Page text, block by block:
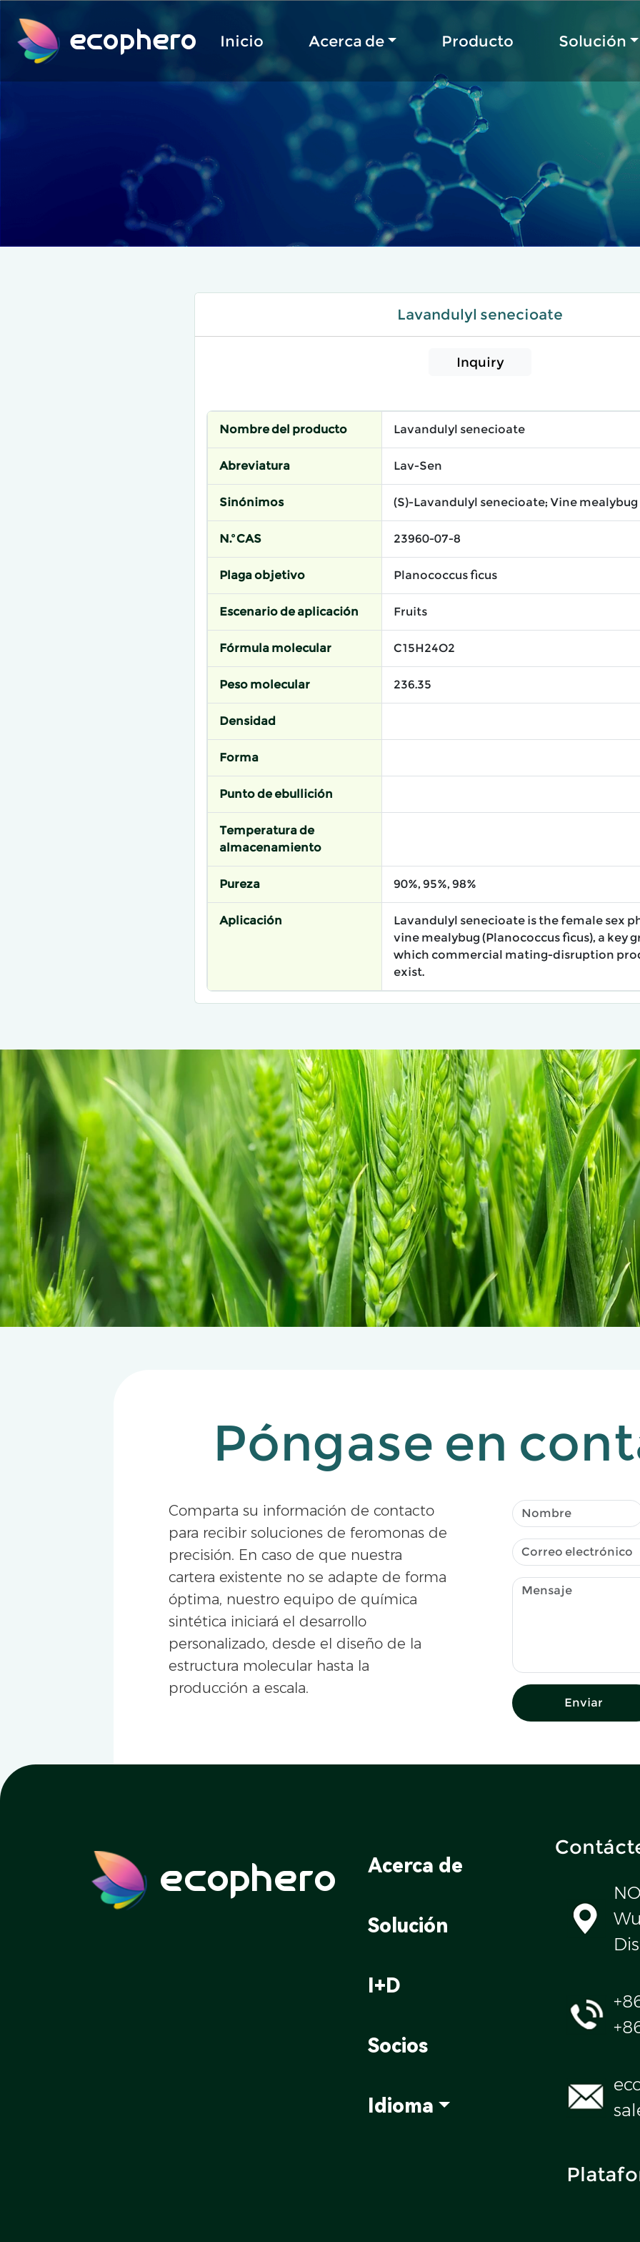
ecophero Inicio Acerca de Producto Solución
Lavandulyl senecioate
Inquiry
Nombre del producto Lavandulyl senecioate
Abreviatura Lav-Sen
Sinónimos (S)-Lavandulyl senecioate; Vine mealybug
N.º CAS 23960-07-8
Plaga objetivo Planococcus ficus
Escenario de aplicación Fruits
Fórmula molecular C15H24O2
Peso molecular 236.35
Densidad
Forma
Punto de ebullición
Temperatura de
almacenamiento
Pureza 90%, 95%, 98%
Aplicación
Lavandulyl senecioate is the female sex
vine mealybug (Planococcus ficus), a key
which commercial mating-disruption
exist.
Póngase en
Comparta su información de contacto
para recibir soluciones de feromonas de
precisión. En caso de que nuestra
cartera existente no se adapte de forma
óptima, nuestro equipo de química
sintética iniciará el desarrollo
personalizado, desde el diseño de la
estructura molecular hasta la
producción a escala.
Enviar
ecophero Acerca de
Solución
I+D
Socios
Idioma